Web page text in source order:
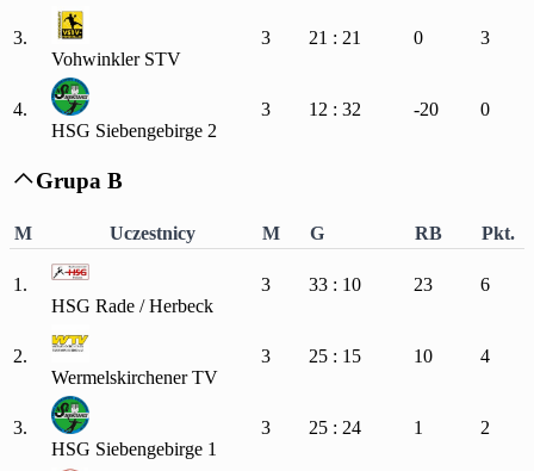
3.
Vohwinkler STV
3 21 : 21 0 3
4.
HSG Siebengebirge 2
3 12 : 32 -20 0
 Grupa B
M Uczestnicy M G RB Pkt.
1.
HSG Rade / Herbeck
3 33 : 10 23 6
2.
Wermelskirchener TV
3 25 : 15 10 4
3.
HSG Siebengebirge 1
3 25 : 24 1 2